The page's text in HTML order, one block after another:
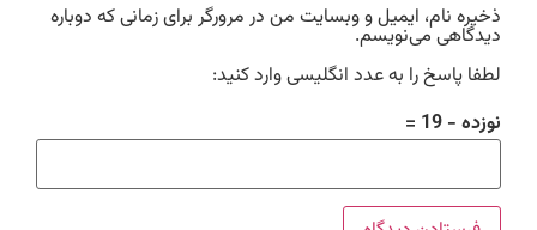
ذخیره نام، ایمیل و وبسایت من در مرورگر برای زمانی که دوباره
دیدگاهی می‌نویسم.
لطفا پاسخ را به عدد انگلیسی وارد کنید:
نوزده − 19 =